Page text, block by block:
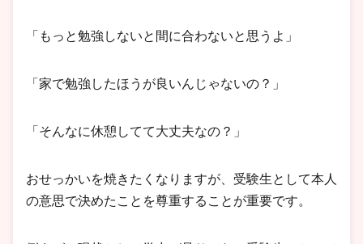
「もっと勉強しないと間に合わないと思うよ」
「家で勉強したほうが良いんじゃないの？」
「そんなに休憩してて大丈夫なの？」
おせっかいを焼きたくなりますが、受験生として本人
の意思で決めたことを尊重することが重要です。